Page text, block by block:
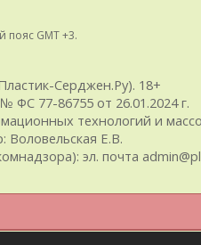
пояс GMT +3.
Серджен.Ру). 18+
ФС 77-86755 от 26.01.2024 г.
технологий и
Воловельская Е.В.
эл. почта